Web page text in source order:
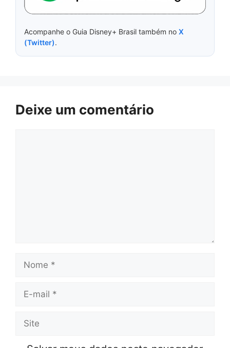
Acompanhe o Guia Disney+ Brasil também no X
(Twitter).
Deixe um comentário
Nome
E-
Site